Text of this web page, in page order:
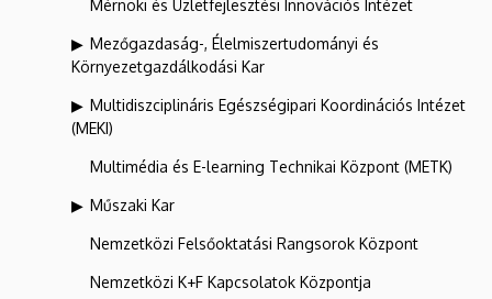
Mérnöki és Üzletfejlesztési Innovációs Intézet
Mezőgazdaság-, Élelmiszertudományi és
Környezetgazdálkodási Kar
Multidiszciplináris Egészségipari Koordinációs Intézet
(MEKI)
Multimédia és E-learning Technikai Központ (METK)
Műszaki Kar
Nemzetközi Felsőoktatási Rangsorok Központ
Nemzetközi K+F Kapcsolatok Központja